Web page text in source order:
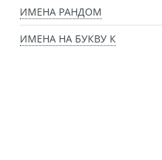
ИМЕНА РАНДОМ
ИМЕНА НА БУКВУ К